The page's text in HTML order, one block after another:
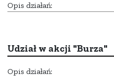
Opis działań:
Udział w akcji "Burza"
Opis działań: